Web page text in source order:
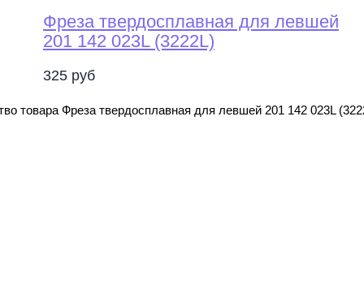
Фреза твердосплавная для левшей
201 142 023L (3222L)
325 руб
товара Фреза твердосплавная для левшей 201 142 023L